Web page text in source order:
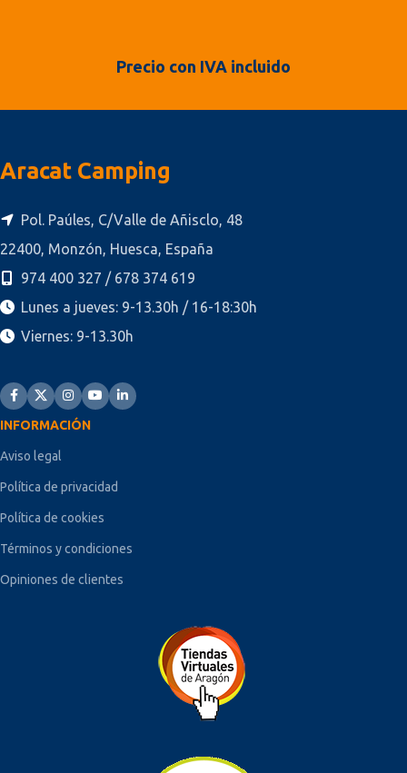
Precio con IVA incluido
Aracat Camping
Pol. Paúles, C/Valle de Añisclo, 48
22400, Monzón, Huesca, España
974 400 327 / 678 374 619
Lunes a jueves: 9-13.30h / 16-18:30h
Viernes: 9-13.30h
INFORMACIÓN
Aviso legal
Política de privacidad
Política de cookies
Términos y condiciones
Opiniones de clientes